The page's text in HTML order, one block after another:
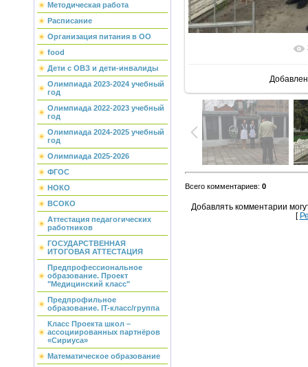
Методическая работа
Расписание
Организация питания в ОО
food
Дети с ОВЗ и дети-инвалиды
Олимпиада 2023-2024 учебный
год
Олимпиада 2022-2023 учебный
год
Олимпиада 2024-2025 учебный
год
Олимпиада 2025-2026
ФГОС
НОКО
ВСОКО
Аттестация педагогических
работников
ГОСУДАРСТВЕННАЯ
ИТОГОВАЯ АТТЕСТАЦИЯ
Предпрофессиональное
образование. Проект
"Медицинский класс"
Предпрофильное
образование. IT-класс/группа
Класс Проекта школ –
ассоциированных партнёров
«Сириуса»
Математическое образование
В
Всего комментариев: 0
Добавлять комментарии
[